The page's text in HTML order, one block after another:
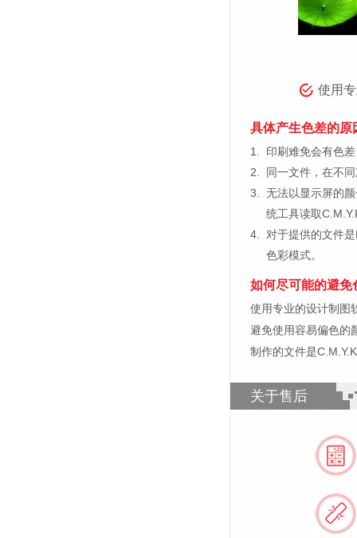
使用
具体产生色差的原
1.
印刷难免会有色
2.
同一文件，在不
3.
无法以显示屏的
统工具读取
4.
对于提供的文件
色彩模式。
如何尽可能的避免
使用专业的设计制图
避免使用容易偏色的
制作的文件是
关于售后